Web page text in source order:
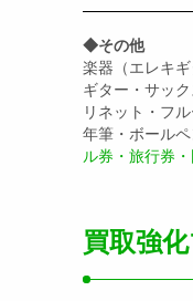
◆その他
楽器（エレキ
ギター・サッ
リネット・フ
年筆・ボールペ
ル券・旅行券・
買取強